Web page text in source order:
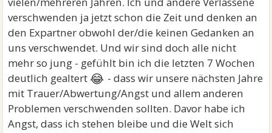
verschwenden ja jetzt schon die Zeit und denken an
den Expartner obwohl der/die keinen Gedanken an
uns verschwendet. Und wir sind doch alle nicht
mehr so jung - gefühlt bin ich die letzten 7 Wochen
deutlich gealtert 😂 - dass wir unsere nächsten Jahre
mit Trauer/Abwertung/Angst und allem anderen
Problemen verschwenden sollten. Davor habe ich
Angst, dass ich stehen bleibe und die Welt sich